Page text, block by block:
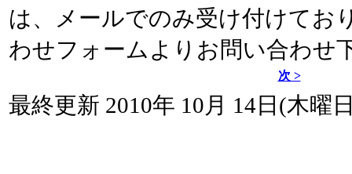
は、メールでのみ受け付けてお
わせフォームよりお問い合わせ
次 >
最終更新 2010年 10月 14日(木曜